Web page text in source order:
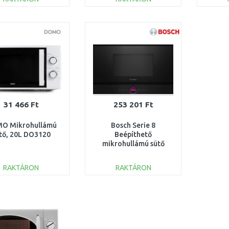
Összehasonlítás Összehasonlítás
31 466 Ft
Mikrohullámú
20L DO3120
RAKTÁRON
253 201 Ft
Bosch Serie 8
Beépíthető
mikrohullámú sütő
RAKTÁRON